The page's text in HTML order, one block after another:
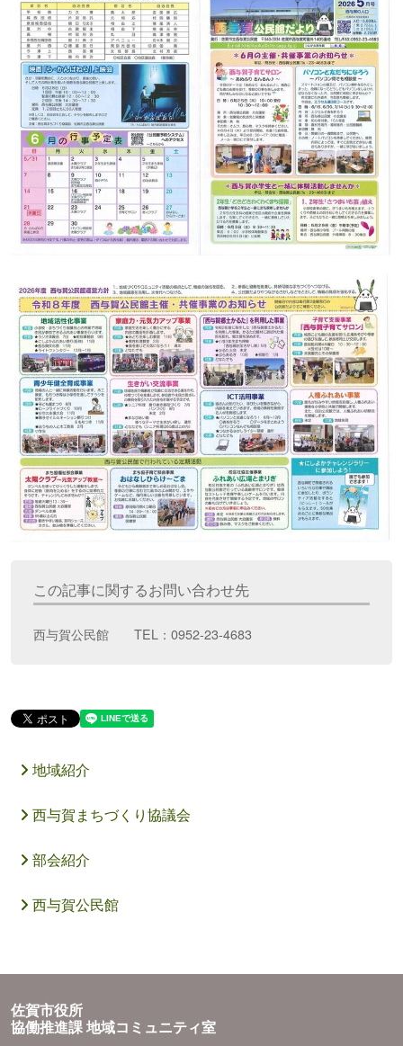
この記事に関するお問い合わせ先
西与賀公民館 TEL：0952-23-4683
地域紹介
西与賀まちづくり協議会
部会紹介
西与賀公民館
佐賀市役所
協働推進課 地域コミュニティ室